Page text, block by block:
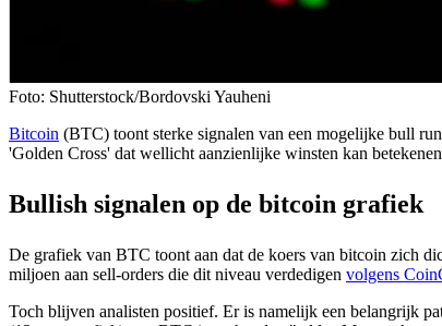
Foto: Shutterstock/Bordovski Yauheni
Bitcoin (BTC) toont sterke signalen van een mogelijke bull
'Golden Cross' dat wellicht aanzienlijke winsten kan
Bullish signalen op de bitcoin grafiek
De grafiek van BTC toont aan dat de koers van bitcoin zich
miljoen aan sell-orders die dit niveau verdedigen volgens
Toch blijven analisten positief. Er is namelijk een belangrijk